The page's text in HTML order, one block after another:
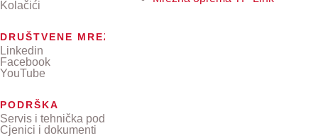
Kolačići
DRUŠTVENE MREŽE
Linkedin
Facebook
YouTube
PODRŠKA
Servis i tehnička podrška
Cjenici i dokumenti